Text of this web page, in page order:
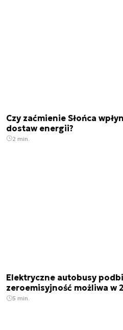
Czy zaćmienie Słońca
dostaw energii?
2 min.
Elektryczne autobusy
zeroemisyjność możliwa w
5 min.